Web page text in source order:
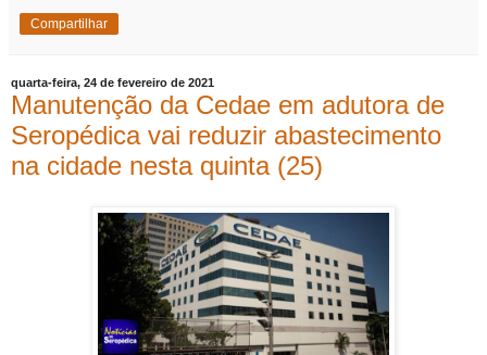
Compartilhar
quarta-feira, 24 de fevereiro de 2021
Manutenção da Cedae em adutora de
Seropédica vai reduzir abastecimento
na cidade nesta quinta (25)